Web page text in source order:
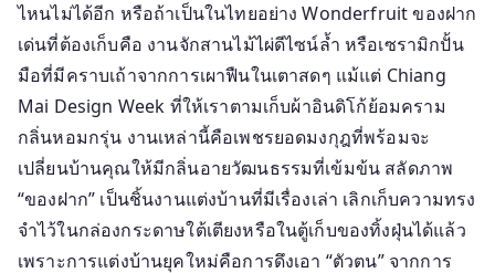
ไหนไม่ได้อีก หรือถ้าเป็นในไทยอย่าง Wonderfruit ของฝาก
เด่นที่ต้องเก็บคือ งานจักสานไม้ไผ่ดีไซน์ล้ำ หรือเซรามิกปั้น
มือที่มีคราบเถ้าจากการเผาฟืนในเตาสดๆ แม้แต่ Chiang
Mai Design Week ที่ให้เราตามเก็บผ้าอินดิโก้ย้อมคราม
กลิ่นหอมกรุ่น งานเหล่านี้คือเพชรยอดมงกุฎที่พร้อมจะ
เปลี่ยนบ้านคุณให้มีกลิ่นอายวัฒนธรรมที่เข้มข้น สลัดภาพ
“ของฝาก” เป็นชิ้นงานแต่งบ้านที่มีเรื่องเล่า เลิกเก็บความทรง
จำไว้ในกล่องกระดาษใต้เตียงหรือในตู้เก็บของทิ้งฝุ่นได้แล้ว
เพราะการแต่งบ้านยุคใหม่คือการดึงเอา “ตัวตน” จากการ